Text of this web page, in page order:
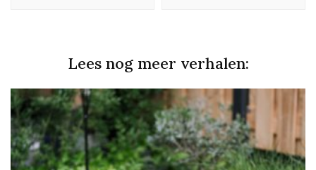
Lees nog meer verhalen: